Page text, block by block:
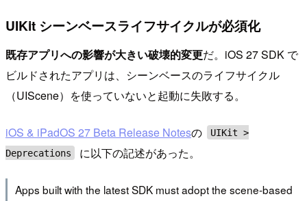
UIKit シーンベースライフサイクルが必須化
既存アプリへの影響が大きい破壊的変更だ。iOS 27 SDK で
ビルドされたアプリは、シーンベースのライフサイクル
（UIScene）を使っていないと起動に失敗する。
iOS & iPadOS 27 Beta Release Notesの
UIKit >
Deprecations
に以下の記述があった。
Apps built with the latest SDK must adopt the scene-based